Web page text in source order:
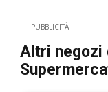
PUBBLICITÀ
Altri negozi